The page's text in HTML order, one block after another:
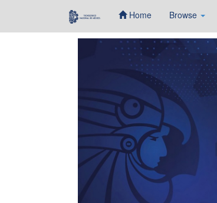
Home Browse